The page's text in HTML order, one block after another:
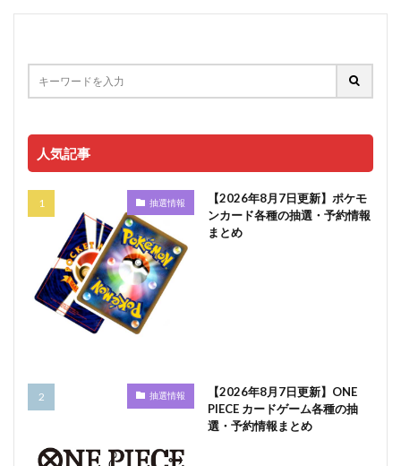
人気記事
抽選情報
【2026年8月7日更新】ポケモ
ンカード各種の抽選・予約情報
まとめ
抽選情報
【2026年8月7日更新】ONE
PIECE カードゲーム各種の抽
選・予約情報まとめ